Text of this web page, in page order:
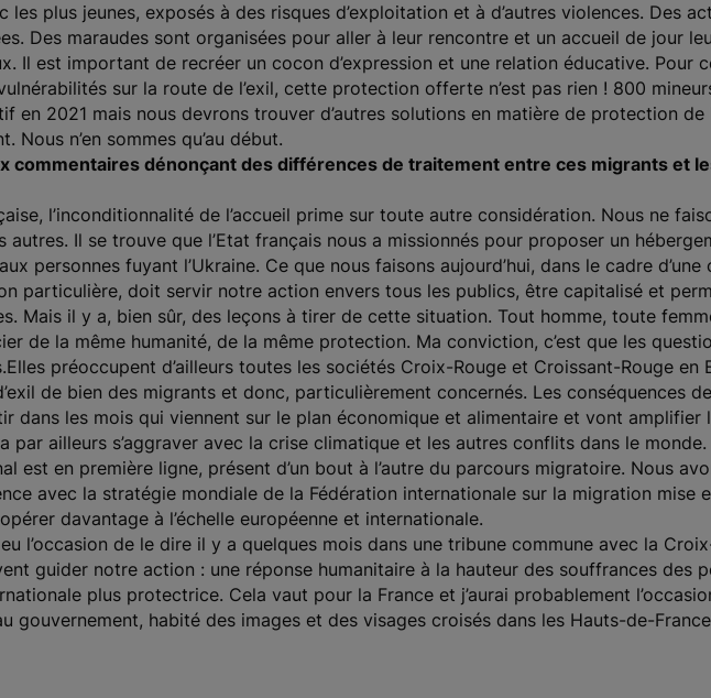
les plus jeunes, exposés à des risques d’exploitation et à d’autres violences. Des
Des maraudes sont organisées pour aller à leur rencontre et un accueil de jour
Il est important de recréer un cocon d’expression et une relation éducative. Pour
sur la route de l’exil, cette protection offerte n’est pas rien ! 800
en 2021 mais nous devrons trouver d’autres solutions en matière de protection de
Nous n’en sommes qu’au début.
commentaires dénonçant des différences de traitement entre ces migrants et
l’inconditionnalité de l’accueil prime sur toute autre considération. Nous ne
Il se trouve que l’Etat français nous a missionnés pour proposer un
personnes fuyant l’Ukraine. Ce que nous faisons aujourd’hui, dans le cadre d’une
particulière, doit servir notre action envers tous les publics, être capitalisé et
Mais il y a, bien sûr, des leçons à tirer de cette situation. Tout homme, toute
de la même humanité, de la même protection. Ma conviction, c’est que les
préoccupent d’ailleurs toutes les sociétés Croix-Rouge et Croissant-Rouge en
de bien des migrants et donc, particulièrement concernés. Les conséquences
dans les mois qui viennent sur le plan économique et alimentaire et vont amplifier
par ailleurs s’aggraver avec la crise climatique et les autres conflits dans le monde.
est en première ligne, présent d’un bout à l’autre du parcours migratoire. Nous
avec la stratégie mondiale de la Fédération internationale sur la migration mise
davantage à l’échelle européenne et internationale.
l’occasion de le dire il y a quelques mois dans une tribune commune avec la
guider notre action : une réponse humanitaire à la hauteur des souffrances des
plus protectrice. Cela vaut pour la France et j’aurai probablement
gouvernement, habité des images et des visages croisés dans les Hauts-de-